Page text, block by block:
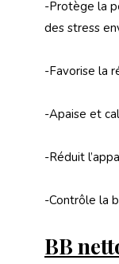
-Protège la
des stress
-Favorise la
-Apaise et
-Réduit
-Contrôle la
BB